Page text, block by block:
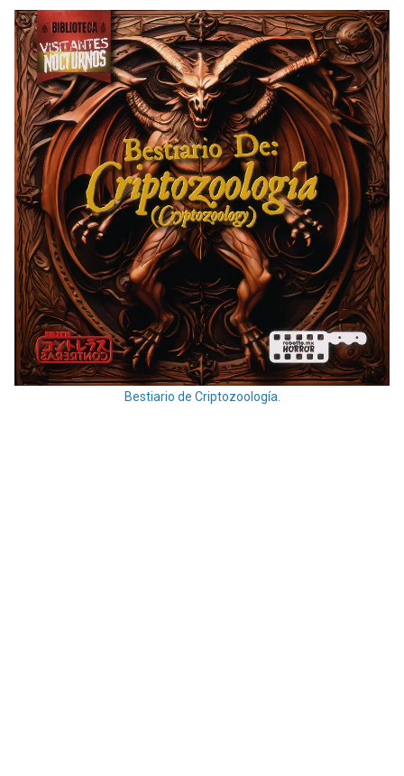
Bestiario de Criptozoología.